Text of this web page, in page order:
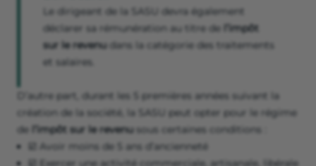
Le dirigeant de la SASU devra également
déclarer sa rémunération au titre de
l’impôt
sur le revenudans la catégorie des traitements
et salaires.
D’autre part, durant les 5 premières années suivant la
création de la société, la SASU peut opter pour le régime
de
l’impôt sur le revenusous certaines conditions :
☑️ Avoir moins de 5 ans d’ancienneté
☑️ Exercer une activité commerciale, artisanale, libérale